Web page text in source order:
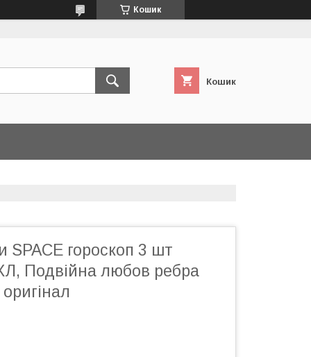
Кошик
Кошик
SPACE гороскоп 3 шт
Подвійна любов ребра